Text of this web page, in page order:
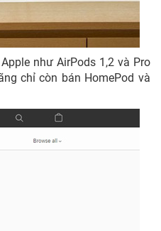
như AirPods 1,2 và Pro
chỉ còn bán HomePod và